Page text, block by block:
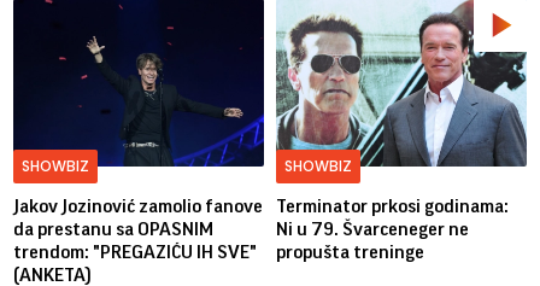
SHOWBIZ
Jakov Jozinović zamolio fanove
da prestanu sa OPASNIM
trendom: "PREGAZIĆU IH SVE"
(ANKETA)
SHOWBIZ
Terminator prkosi godinama:
Ni u 79. Švarceneger ne
propušta treninge